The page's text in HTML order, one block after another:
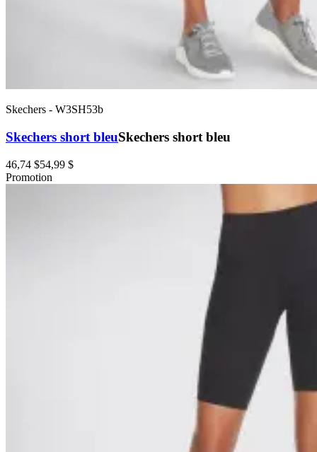
Skechers - W3SH53b
Skechers short bleuSkechers short bleu
46,74 $54,99 $
Promotion